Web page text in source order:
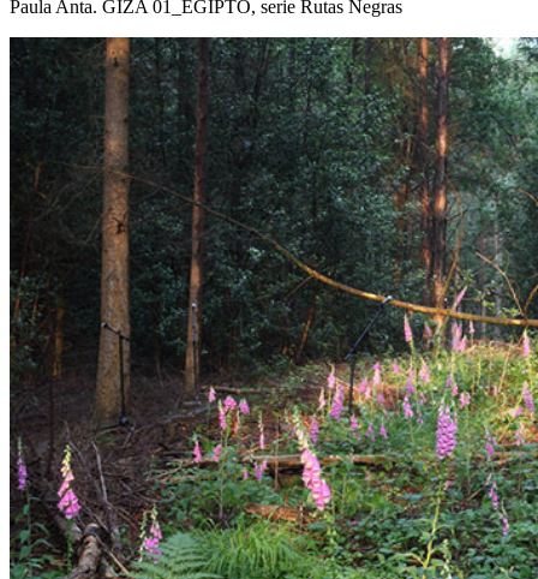
Paula Anta. GIZA 01_EGIPTO, serie Rutas Negras